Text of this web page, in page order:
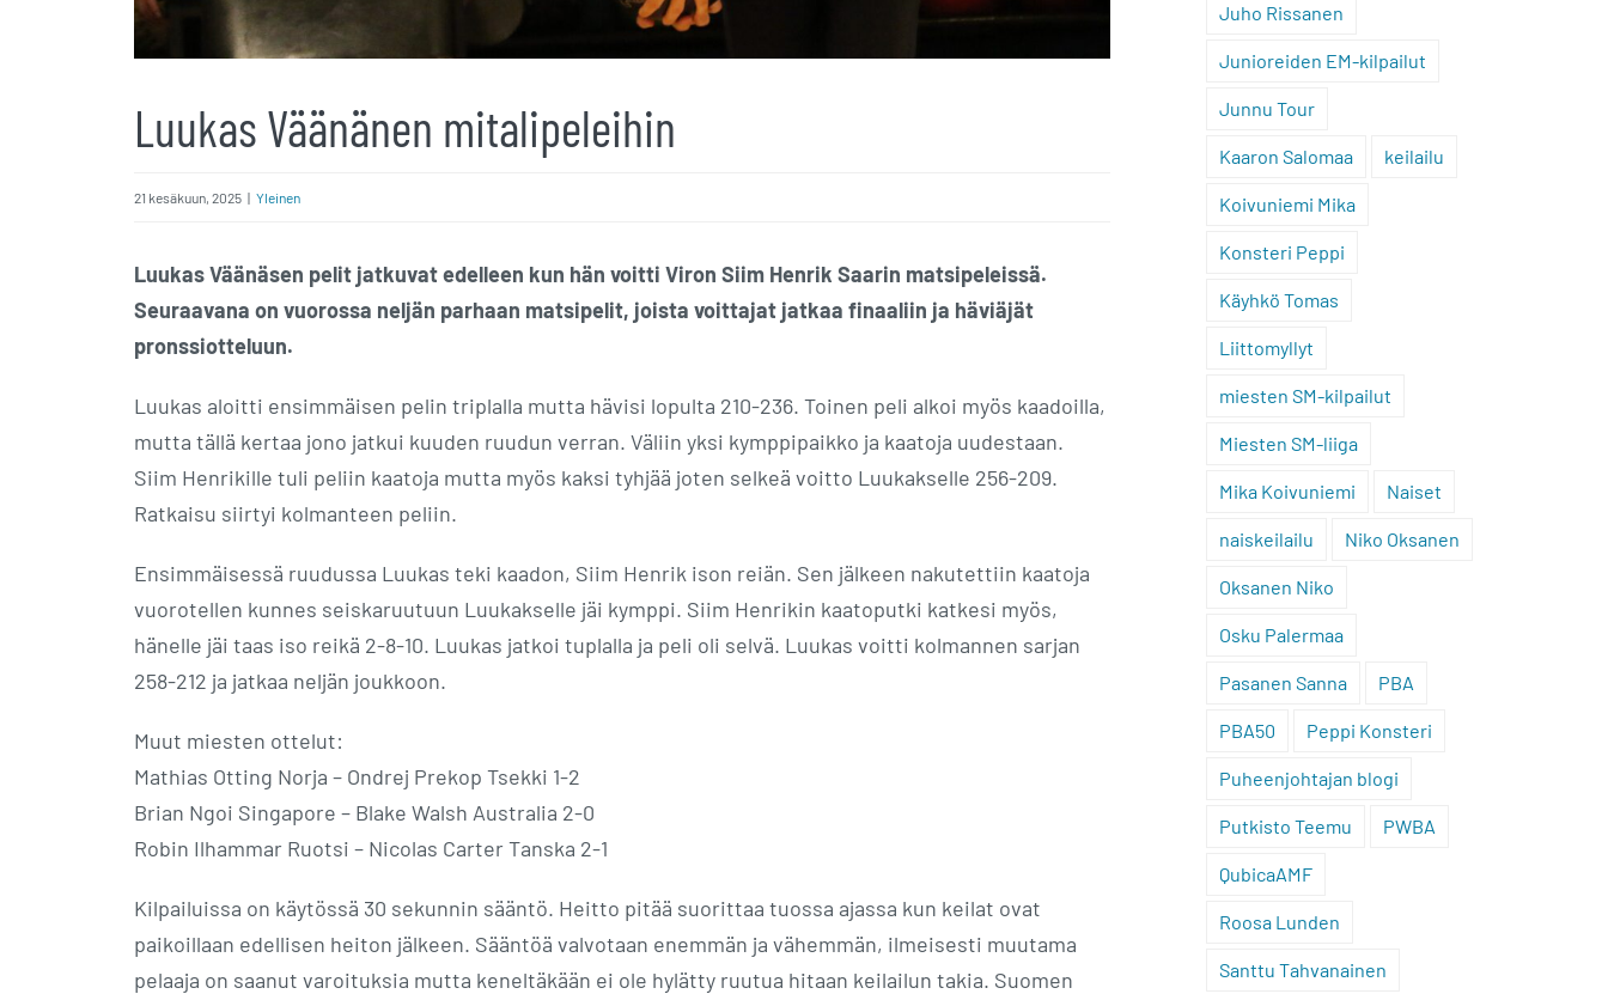
Luukas Väänänen mitalipeleihin
21 kesäkuun, 2025 | Yleinen
Luukas Väänäsen pelit jatkuvat edelleen kun hän voitti Viron Siim Henrik Saarin matsipeleissä.
Seuraavana on vuorossa neljän parhaan matsipelit, joista voittajat jatkaa finaaliin ja häviäjät
pronssiotteluun.
Luukas aloitti ensimmäisen pelin triplalla mutta hävisi lopulta 210-236. Toinen peli alkoi myös kaadoilla,
mutta tällä kertaa jono jatkui kuuden ruudun verran. Väliin yksi kymppipaikko ja kaatoja uudestaan.
Siim Henrikille tuli peliin kaatoja mutta myös kaksi tyhjää joten selkeä voitto Luukakselle 256-209.
Ratkaisu siirtyi kolmanteen peliin.
Ensimmäisessä ruudussa Luukas teki kaadon, Siim Henrik ison reiän. Sen jälkeen nakutettiin kaatoja
vuorotellen kunnes seiskaruutuun Luukakselle jäi kymppi. Siim Henrikin kaatoputki katkesi myös,
hänelle jäi taas iso reikä 2-8-10. Luukas jatkoi tuplalla ja peli oli selvä. Luukas voitti kolmannen sarjan
258-212 ja jatkaa neljän joukkoon.
Muut miesten ottelut:
Mathias Otting Norja – Ondrej Prekop Tsekki 1-2
Brian Ngoi Singapore – Blake Walsh Australia 2-0
Robin Ilhammar Ruotsi – Nicolas Carter Tanska 2-1
Kilpailuissa on käytössä 30 sekunnin sääntö. Heitto pitää suorittaa tuossa ajassa kun keilat ovat
paikoillaan edellisen heiton jälkeen. Sääntöä valvotaan enemmän ja vähemmän, ilmeisesti muutama
pelaaja on saanut varoituksia mutta keneltäkään ei ole hylätty ruutua hitaan keilailun takia. Suomen
Juho Rissanen
Junioreiden EM-kilpailut
Junnu Tour
Kaaron Salomaa keilailu
Koivuniemi Mika
Konsteri Peppi
Käyhkö Tomas
Liittomyllyt
miesten SM-kilpailut
Miesten SM-liiga
Mika Koivuniemi Naiset
naiskeilailu Niko Oksanen
Oksanen Niko
Osku Palermaa
Pasanen Sanna PBA
PBA50 Peppi Konsteri
Puheenjohtajan blogi
Putkisto Teemu PWBA
QubicaAMF
Roosa Lunden
Santtu Tahvanainen